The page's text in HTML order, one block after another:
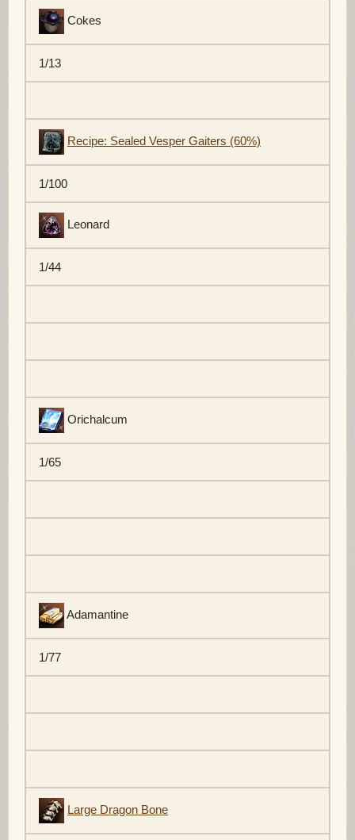
Cokes
1/13
Recipe: Sealed Vesper Gaiters (60%)
1/100
Leonard
1/44
Orichalcum
1/65
Adamantine
1/77
Large Dragon Bone